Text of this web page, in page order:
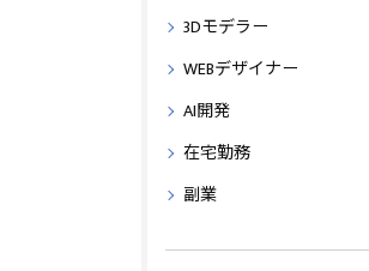
3Dモデラー
WEBデザイナー
AI開発
在宅勤務
副業